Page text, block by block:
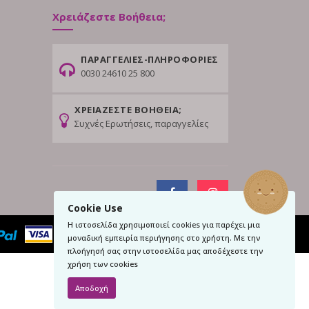
Cookie Use
Η ιστοσελίδα χρησιμοποιεί cookies για παρέχει μια
μοναδική εμπειρία περιήγησης στο χρήστη. Με την
πλοήγησή σας στην ιστοσελίδα μας αποδέχεστε την
χρήση των cookies
Αποδοχή
Χρειάζεστε Βοήθεια;
ΠΑΡΑΓΓΕΛΙΕΣ-ΠΛΗΡΟΦΟΡΙΕΣ
0030 24610 25 800
ΧΡΕΙΑΖΕΣΤΕ ΒΟΗΘΕΙΑ;
Συχνές Ερωτήσεις, παραγγελίες